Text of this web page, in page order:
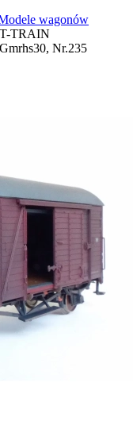
wagonów
TRAIN
Nr.235